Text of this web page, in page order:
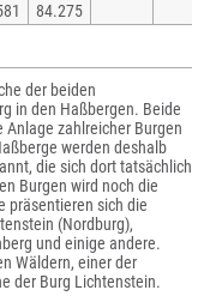
84.275
der beiden
in den Haßbergen. Beide
Anlage zahlreicher Burgen
werden deshalb
die sich dort tatsächlich
Burgen wird noch die
präsentieren sich die
(Nordburg),
und einige andere.
Wäldern, einer der
der Burg Lichtenstein.